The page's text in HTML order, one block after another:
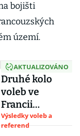
bojišti
území.
AKTUALIZOVÁNO
Druhé kolo
voleb ve
Francii
nečekaně
vyhrála Nová
Výsledky voleb a
referend